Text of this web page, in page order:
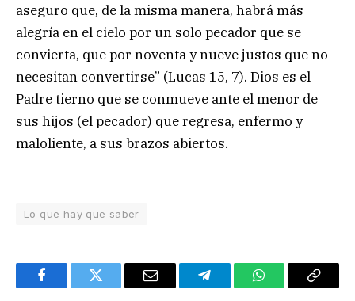
aseguro que, de la misma manera, habrá más
alegría en el cielo por un solo pecador que se
convierta, que por noventa y nueve justos que no
necesitan convertirse” (Lucas 15, 7). Dios es el
Padre tierno que se conmueve ante el menor de
sus hijos (el pecador) que regresa, enfermo y
maloliente, a sus brazos abiertos.
Lo que hay que saber
FacebookTwitter Email TelegramWhatsAppCopy